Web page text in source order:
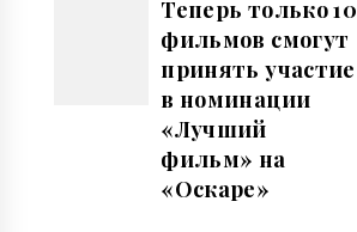
Теперь только 10
фильмов смогут
принять участие
в номинации
«Лучший
фильм» на
«Оскаре»